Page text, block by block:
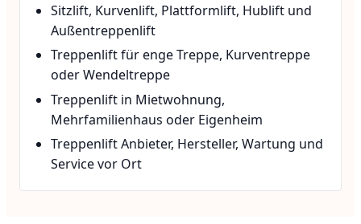
Sitzlift, Kurvenlift, Plattformlift, Hublift und
Außentreppenlift
Treppenlift für enge Treppe, Kurventreppe
oder Wendeltreppe
Treppenlift in Mietwohnung,
Mehrfamilienhaus oder Eigenheim
Treppenlift Anbieter, Hersteller, Wartung und
Service vor Ort